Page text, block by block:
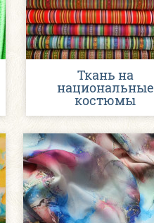
Ткань на
национальные
костюмы